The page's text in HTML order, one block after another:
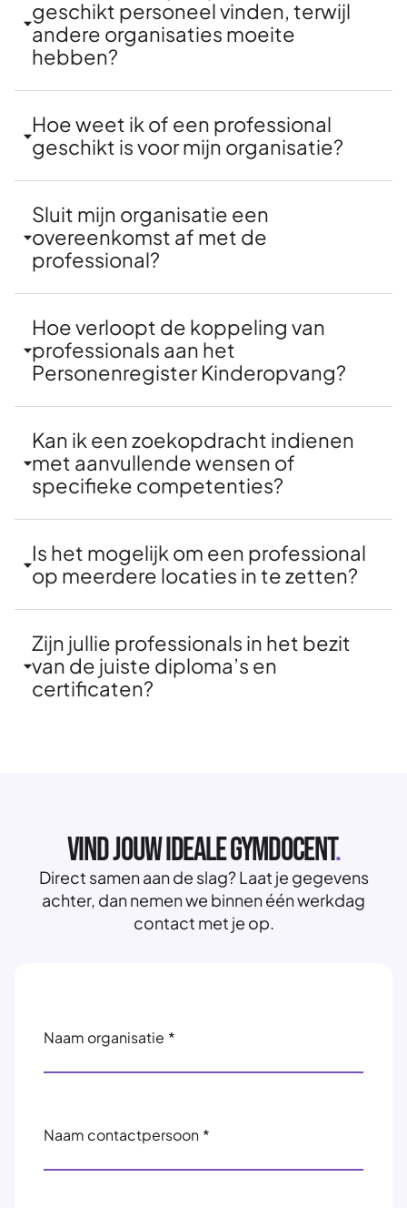
geschikt personeel vinden, terwijl
andere organisaties moeite
hebben?
Hoe weet ik of een professional
geschikt is voor mijn organisatie?
Sluit mijn organisatie een
overeenkomst af met de
professional?
Hoe verloopt de koppeling van
professionals aan het
Personenregister Kinderopvang?
Kan ik een zoekopdracht indienen
met aanvullende wensen of
specifieke competenties?
Is het mogelijk om een professional
op meerdere locaties in te zetten?
Zijn jullie professionals in het bezit
van de juiste diploma’s en
certificaten?
Vind Jouw Ideale Gymdocent.
Direct samen aan de slag? Laat je gegevens
achter, dan nemen we binnen één werkdag
contact met je op.
Naam organisatie *
Naam contactpersoon *